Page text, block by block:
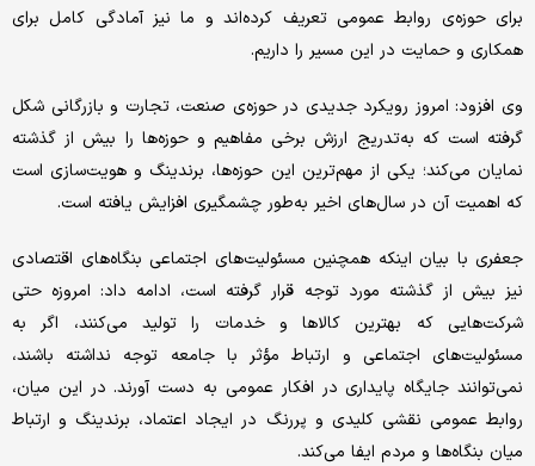
برای حوزه‌ی روابط عمومی تعریف کرده‌اند و ما نیز آمادگی کامل برای
همکاری و حمایت در این مسیر را داریم.
وی افزود: امروز رویکرد جدیدی در حوزه‌ی صنعت، تجارت و بازرگانی شکل
گرفته است که به‌تدریج ارزش برخی مفاهیم و حوزه‌ها را بیش از گذشته
نمایان می‌کند؛ یکی از مهم‌ترین این حوزه‌ها، برندینگ و هویت‌سازی است
که اهمیت آن در سال‌های اخیر به‌طور چشمگیری افزایش یافته است.
جعفری با بیان اینکه همچنین مسئولیت‌های اجتماعی بنگاه‌های اقتصادی
نیز بیش از گذشته مورد توجه قرار گرفته است، ادامه داد: امروزه حتی
شرکت‌هایی که بهترین کالاها و خدمات را تولید می‌کنند، اگر به
مسئولیت‌های اجتماعی و ارتباط مؤثر با جامعه توجه نداشته باشند،
نمی‌توانند جایگاه پایداری در افکار عمومی به دست آورند. در این میان،
روابط عمومی نقشی کلیدی و پررنگ در ایجاد اعتماد، برندینگ و ارتباط
میان بنگاه‌ها و مردم ایفا می‌کند.